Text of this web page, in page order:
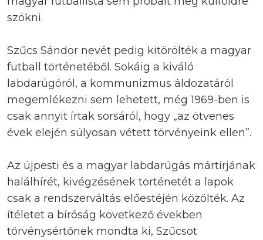
szökni.
Szűcs Sándor nevét pedig kitörölték a magyar
futball történetéből. Sokáig a kiváló
labdarúgóról, a kommunizmus áldozatáról
megemlékezni sem lehetett, még 1969-ben is
csak annyit írtak sorsáról, hogy „az ötvenes
évek elején súlyosan vétett törvényeink ellen”.
Az újpesti és a magyar labdarúgás mártírjának
halálhírét, kivégzésének történetét a lapok
csak a rendszerváltás előestéjén közölték. Az
ítéletet a bíróság következő években
törvénysértőnek mondta ki, Szűcsot